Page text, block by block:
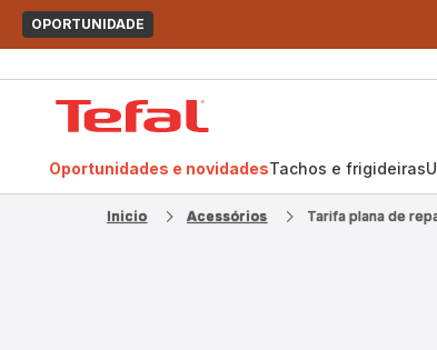
OPORTUNIDADE
Oportunidades e novidadesTachos e frigideiras
Inicio Acessórios Tarifa plana de